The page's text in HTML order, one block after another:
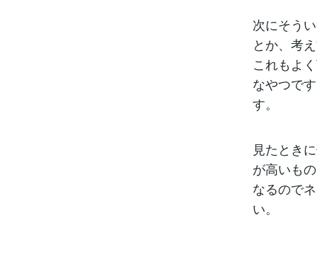
次にそう
とか、考
これもよ
なやつで
す。
見たとき
が高いも
なるので
い。